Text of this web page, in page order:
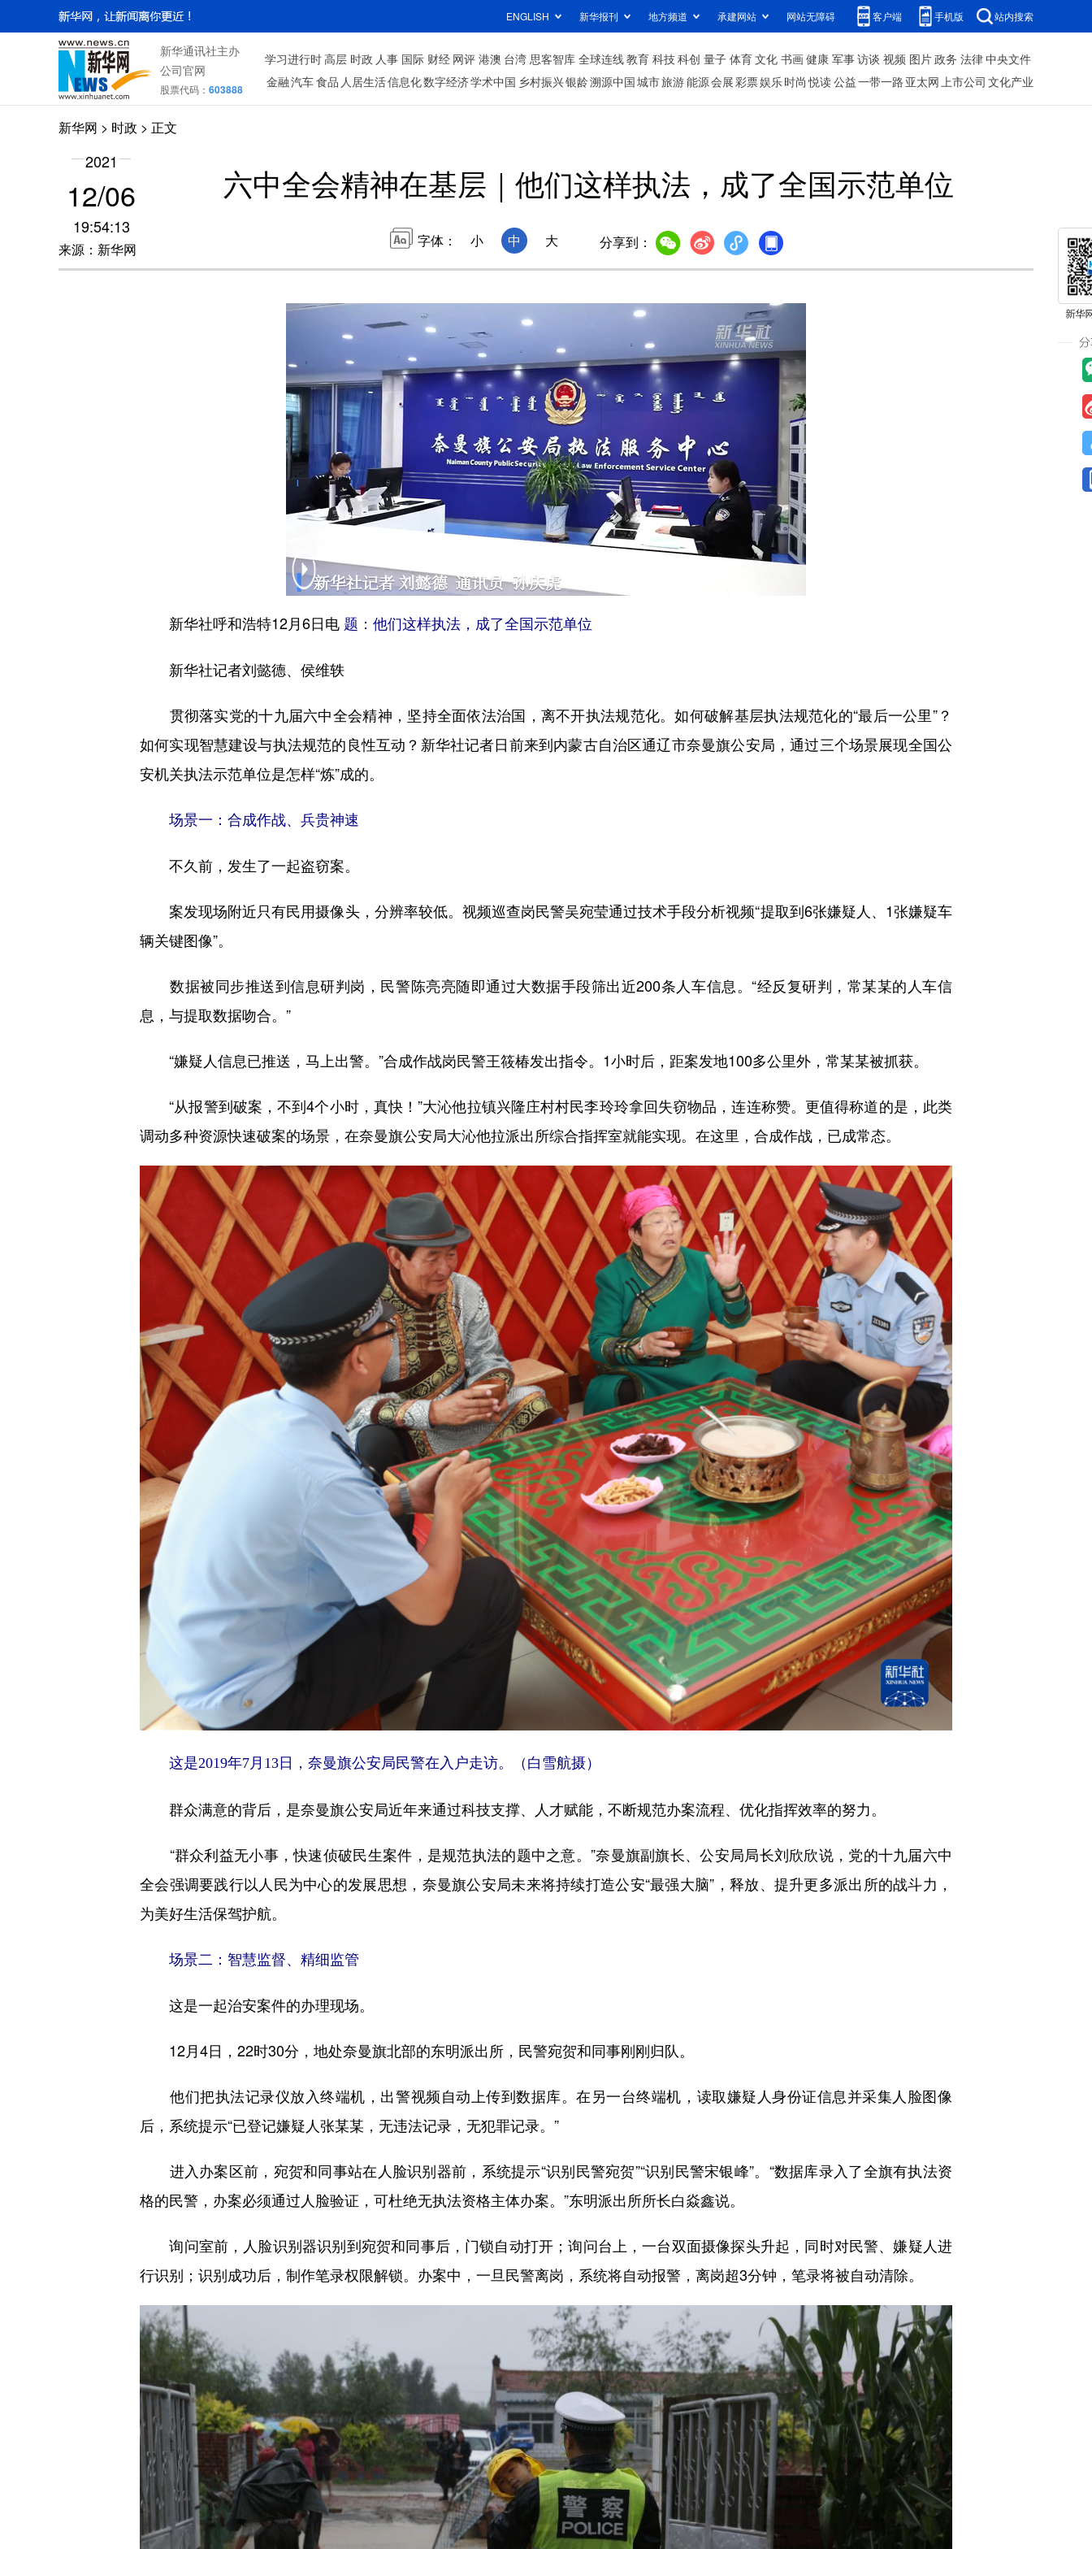
ENGLISH 新华报刊 地方频道 承建网站 网站无障碍 客户端 手机版 站内搜索
新华通讯社主办
公司官网
股票代码： 603888
学习进行时高层 时政 人事 国际 财经 网评 港澳 台湾 思客智库 全球连线教育 科技科创 量子 体育文化 书画健康 军事访谈 视频 图片政务 法律中央文件
金融汽车食品 人居生活信息化数字经济学术中国 乡村振兴银龄溯源中国城市旅游能源会展彩票娱乐时尚 悦读公益一带一路 亚太网上市公司 文化产业
新华网 > 时政 > 正文
2021
12/06
19:54:13
来源：新华网
六中全会精神在基层｜他们这样执法，成了全国示范单位
字体： 小 中 大 分享到：
新华社呼和浩特12月6日电 题：他们这样执法，成了全国示范单位
新华社记者刘懿德、侯维轶
贯彻落实党的十九届六中全会精神，坚持全面依法治国，离不开执法规范化。如何破解基层执法规范化的“最后一公里”？
如何实现智慧建设与执法规范的良性互动？新华社记者日前来到内蒙古自治区通辽市奈曼旗公安局，通过三个场景展现全国公
安机关执法示范单位是怎样“炼”成的。
场景一：合成作战、兵贵神速
不久前，发生了一起盗窃案。
案发现场附近只有民用摄像头，分辨率较低。视频巡查岗民警吴宛莹通过技术手段分析视频“提取到6张嫌疑人、1张嫌疑车
辆关键图像”。
数据被同步推送到信息研判岗，民警陈亮亮随即通过大数据手段筛出近200条人车信息。“经反复研判，常某某的人车信
息，与提取数据吻合。”
“嫌疑人信息已推送，马上出警。”合成作战岗民警王筱椿发出指令。1小时后，距案发地100多公里外，常某某被抓获。
“从报警到破案，不到4个小时，真快！”大沁他拉镇兴隆庄村村民李玲玲拿回失窃物品，连连称赞。更值得称道的是，此类
调动多种资源快速破案的场景，在奈曼旗公安局大沁他拉派出所综合指挥室就能实现。在这里，合成作战，已成常态。
这是2019年7月13日，奈曼旗公安局民警在入户走访。（白雪航摄）
群众满意的背后，是奈曼旗公安局近年来通过科技支撑、人才赋能，不断规范办案流程、优化指挥效率的努力。
“群众利益无小事，快速侦破民生案件，是规范执法的题中之意。”奈曼旗副旗长、公安局局长刘欣欣说，党的十九届六中
全会强调要践行以人民为中心的发展思想，奈曼旗公安局未来将持续打造公安“最强大脑”，释放、提升更多派出所的战斗力，
为美好生活保驾护航。
场景二：智慧监督、精细监管
这是一起治安案件的办理现场。
12月4日，22时30分，地处奈曼旗北部的东明派出所，民警宛贺和同事刚刚归队。
他们把执法记录仪放入终端机，出警视频自动上传到数据库。在另一台终端机，读取嫌疑人身份证信息并采集人脸图像
后，系统提示“已登记嫌疑人张某某，无违法记录，无犯罪记录。”
进入办案区前，宛贺和同事站在人脸识别器前，系统提示“识别民警宛贺”“识别民警宋银峰”。“数据库录入了全旗有执法资
格的民警，办案必须通过人脸验证，可杜绝无执法资格主体办案。”东明派出所所长白焱鑫说。
询问室前，人脸识别器识别到宛贺和同事后，门锁自动打开；询问台上，一台双面摄像探头升起，同时对民警、嫌疑人进
行识别；识别成功后，制作笔录权限解锁。办案中，一旦民警离岗，系统将自动报警，离岗超3分钟，笔录将被自动清除。